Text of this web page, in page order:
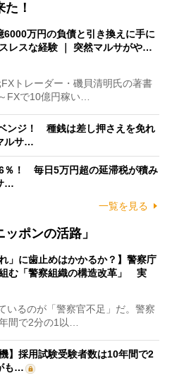
！
6000万円の負債と引き換えに手に
レスな経験 ｜ 突然マルサがや…
トレーダー・磯貝清明氏の著書
FXで10億円稼い…
ンジ！ 種銭は差し押さえを免れ
ルサ…
％！ 毎日5万円超の延滞税が積み
…
一覧を見る
ポンの活路」
」に歯止めはかかるか？】警察庁
む「警察組織の構造改革」 実
るのが「警察官不足」だ。警察
間で2分の1以…
】採用試験受験者数は10年間で2
も…